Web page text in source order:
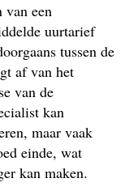
een
uurtarief
tussen de
af van het
van de
kan
maar vaak
einde, wat
kan maken.